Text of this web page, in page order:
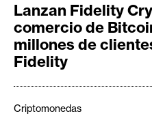
l
i
s
i
Lanzan Fidelity
comercio de
millones de
Fidelity
Criptomonedas